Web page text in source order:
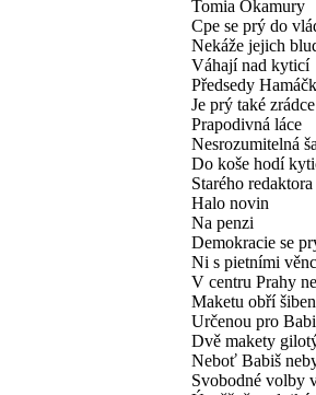
Tomia Okamury
Cpe se prý do
Nekáže jejich
Váhají nad kyticí
Předsedy
Je prý také zrádce
Prapodivná láce
Nesrozumitelná
Do koše hodí
Starého redaktora
Halo novin
Na penzi
Demokracie se
Ni s pietními
V centru Prahy
Maketu obří
Určenou pro
Dvě makety
Neboť Babiš
Svobodné volby